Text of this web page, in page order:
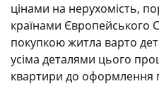
цінами на нерухомість,
країнами Європейського
покупкою житла варто
усіма деталями цього
квартири до оформлення